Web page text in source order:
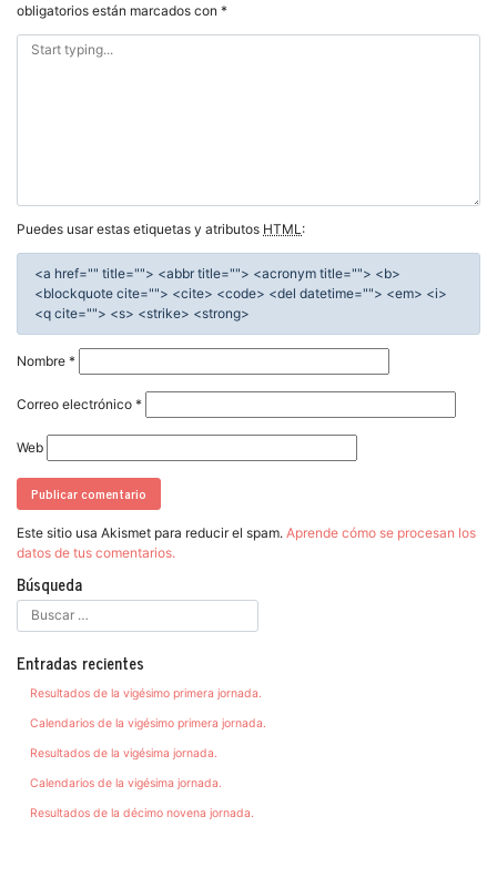
obligatorios están marcados con *
Puedes usar estas etiquetas y atributos HTML :
<a href="" title=""> <abbr title=""> <acronym title=""> <b>
<blockquote cite=""> <cite> <code> <del datetime=""> <em> <i>
<q cite=""> <s> <strike> <strong>
Nombre *
Correo electrónico *
Web
Este sitio usa Akismet para reducir el spam. Aprende cómo se procesan los
datos de tus comentarios.
Búsqueda
Entradas recientes
Resultados de la vigésimo primera jornada.
Calendarios de la vigésimo primera jornada.
Resultados de la vigésima jornada.
Calendarios de la vigésima jornada.
Resultados de la décimo novena jornada.